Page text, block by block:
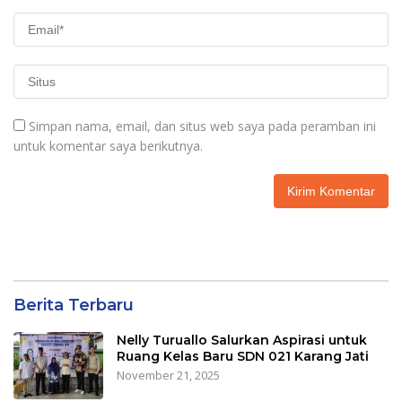
Simpan nama, email, dan situs web saya pada peramban ini
untuk komentar saya berikutnya.
Berita Terbaru
Nelly Turuallo Salurkan Aspirasi untuk
Ruang Kelas Baru SDN 021 Karang Jati
November 21, 2025